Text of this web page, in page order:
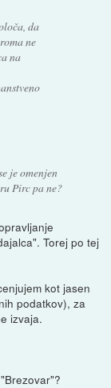
da
ne
na
je omenjen
Pirc pa ne?
Torej po tej
kot jasen
podatkov), za
izvaja.